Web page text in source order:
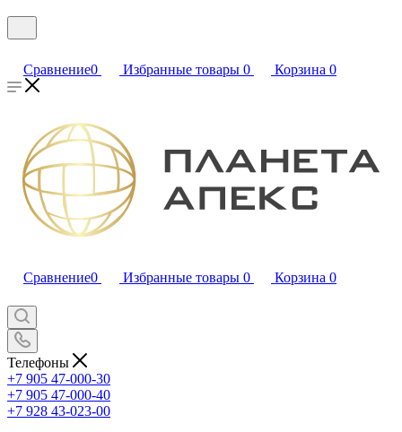
Сравнение0 Избранные товары 0 Корзина 0
Сравнение0 Избранные товары 0 Корзина 0
Телефоны
+7 905 47-000-30
+7 905 47-000-40
+7 928 43-023-00